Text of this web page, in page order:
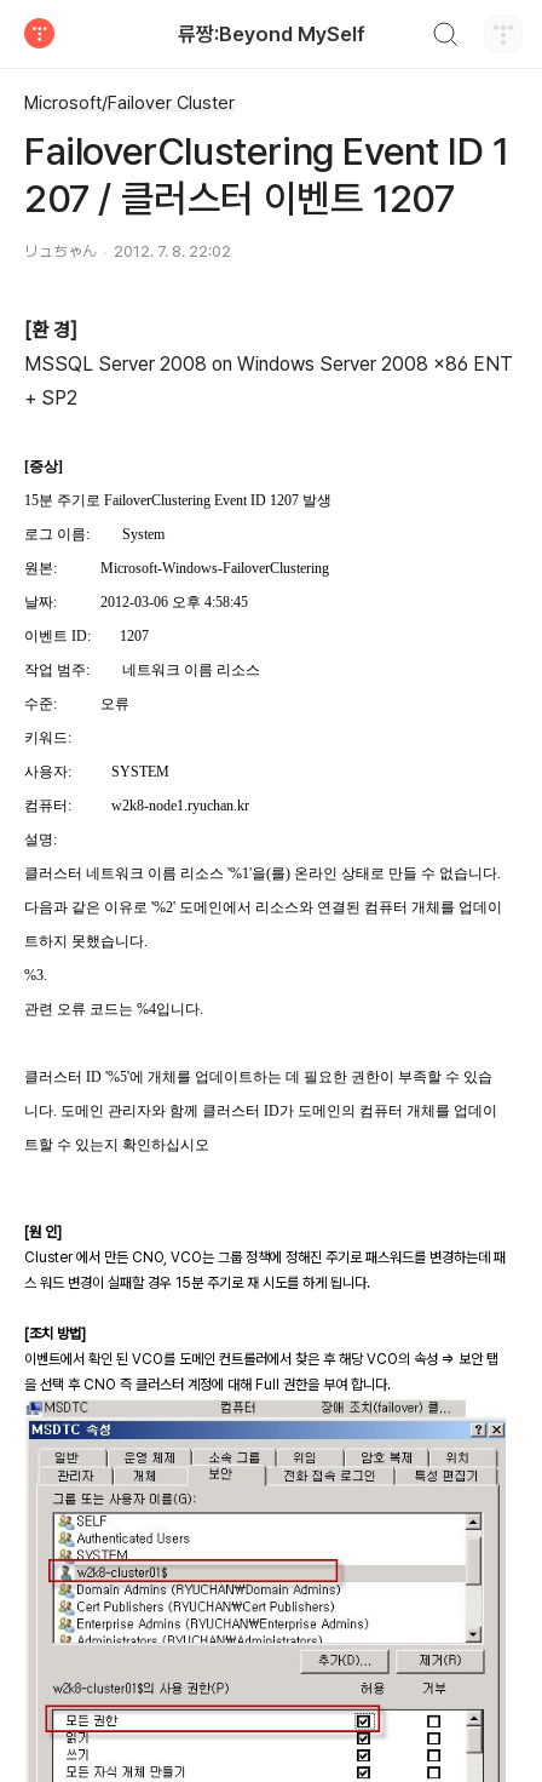
류짱:Beyond MySelf
Microsoft/Failover Cluster
FailoverClustering Event ID 1
207 / 클러스터 이벤트 1207
リュちゃん 2012. 7. 8. 22:02
[환 경]
MSSQL Server 2008 on Windows Server 2008 x86 ENT
+ SP2
[증상]
15분 주기로 FailoverClustering Event ID 1207 발생
로그 이름: System
원본: Microsoft-Windows-FailoverClustering
날짜: 2012-03-06 오후 4:58:45
이벤트 ID: 1207
작업 범주: 네트워크 이름 리소스
수준: 오류
키워드:
사용자: SYSTEM
컴퓨터: w2k8-node1.ryuchan.kr
설명:
클러스터 네트워크 이름 리소스 '%1'을(를) 온라인 상태로 만들 수 없습니다.
다음과 같은 이유로 '%2' 도메인에서 리소스와 연결된 컴퓨터 개체를 업데이
트하지 못했습니다.
%3.
관련 오류 코드는 %4입니다.
클러스터 ID '%5'에 개체를 업데이트하는 데 필요한 권한이 부족할 수 있습
니다. 도메인 관리자와 함께 클러스터 ID가 도메인의 컴퓨터 개체를 업데이
트할 수 있는지 확인하십시오
[원 인]
Cluster 에서 만든 CNO, VCO는 그룹 정책에 정해진 주기로 패스워드를 변경하는데 패
스 워드 변경이 실패할 경우 15분 주기로 재 시도를 하게 됩니다.
[조치 방법]
이벤트에서 확인 된 VCO를 도메인 컨트롤러에서 찾은 후 해당 VCO의 속성 => 보안 탭
을 선택 후 CNO 즉 클러스터 계정에 대해 Full 권한을 부여 합니다.